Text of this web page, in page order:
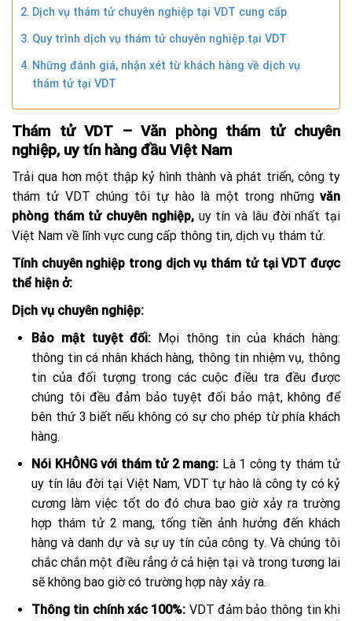
Dịch vụ thám tử chuyên nghiệp tại VDT cung cấp
Quy trình dịch vụ thám tử chuyên nghiệp tại VDT
Những đánh giá, nhận xét từ khách hàng về dịch vụ
thám tử tại VDT
Thám tử VDT – Văn phòng thám tử chuyên
nghiệp, uy tín hàng đầu Việt Nam
Trải qua hơn một thập kỷ hình thành và phát triển, công ty
thám tử VDT chúng tôi tự hào là một trong những văn
phòng thám tử chuyên nghiệp,uy tín và lâu đời nhất tại
Việt Nam về lĩnh vực cung cấp thông tin, dịch vụ thám tử.
Tính chuyên nghiệp trong dịch vụ thám tử tại VDT được
thể hiện ở:
Dịch vụ chuyên nghiệp:
Bảo mật tuyệt đối:
Mọi thông tin của khách hàng:
thông tin cá nhân khách hàng, thông tin nhiệm vụ, thông
tin của đối tượng trong các cuộc điều tra đều được
chúng tôi đều đảm bảo tuyệt đối bảo mật, không để
bên thứ 3 biết nếu không có sự cho phép từ phía khách
hàng.
Nói KHÔNG với thám tử 2 mang: Là 1 công ty thám tử
uy tín lâu đời tại Việt Nam, VDT tự hào là công ty có kỷ
cương làm việc tốt do đó chưa bao giờ xảy ra trường
hợp thám tử 2 mang, tống tiền ảnh hưởng đến khách
hàng và danh dự và sự uy tín của công ty. Và chúng tôi
chắc chắn một điều rẳng ở cả hiện tại và trong tương lai
sẽ không bao giờ có trường hợp này xảy ra.
Thông tin chính xác 100%: VDT đảm bảo thông tin khi